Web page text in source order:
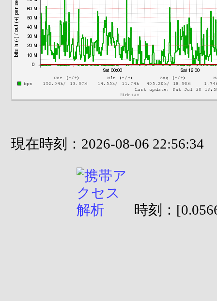
現在時刻：2026-08-06 22:56:34
時刻：